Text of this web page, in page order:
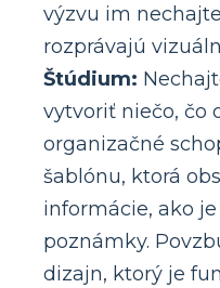
výzvu im
rozprávajú
Štúdium:
vytvoriť niečo, čo
organizačné
šablónu, ktorá
informácie, ako
poznámky.
dizajn, ktorý je